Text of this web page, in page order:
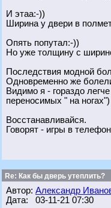
И этаа:-))
Ширина у двери в
Опять попутал:-))
Но уже толщину с
Последствия модной
Одновременно же
Видимо я - гораздо
переносимых " на ногах")
Восстанавливайся.
Говорят - игры в
Re: Как бы дверь утеплить?
Автор: Александр
Дата: 03-11-21 07:30